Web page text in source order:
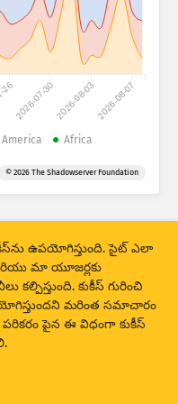
ట్యాగ్
రీసెట్
2026-07-302026-08-032026-08-07
Africa
© 2026 The Shadowserver Foundation
FOUNDATION
సంప్రదించండి: క్రెడిట్స్
ఉపయోగిస్తుంది. సైట్ ఎలా
మా యూజర్లకు
కుకీస్ గురించి
మరింత సమాచారం
పైన ఈ విధంగా కుకీస్